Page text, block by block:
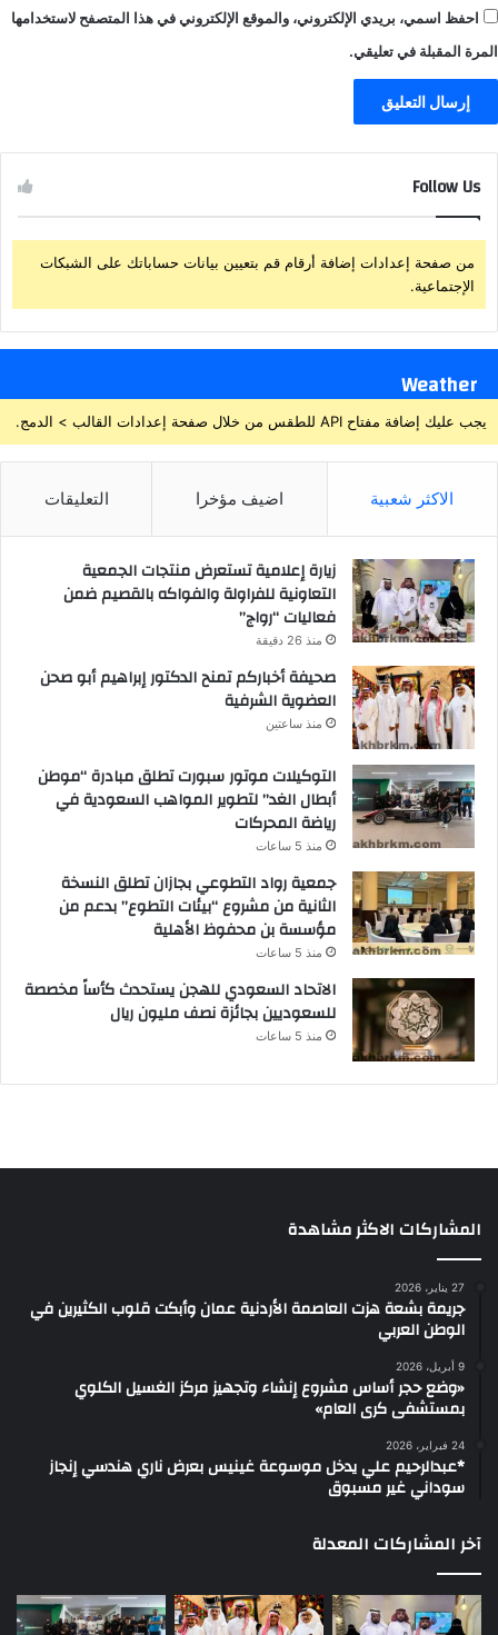
احفظ اسمي، بريدي الإلكتروني، والموقع الإلكتروني في هذا المتصفح لاستخدامها
المرة المقبلة في تعليقي.
Follow Us
من صفحة إعدادات إضافة أرقام قم بتعيين بيانات حساباتك على الشبكات
الإجتماعية.
Weather
يجب عليك إضافة مفتاح API للطقس من خلال صفحة إعدادات القالب > الدمج.
الاكثر شعبية اضيف مؤخرا التعليقات
زيارة إعلامية تستعرض منتجات الجمعية
التعاونية للفراولة والفواكه بالقصيم ضمن
فعاليات “رواج”
منذ 26 دقيقة
صحيفة أخباركم تمنح الدكتور إبراهيم أبو صحن
العضوية الشرفية
منذ ساعتين
التوكيلات موتور سبورت تطلق مبادرة “موطن
أبطال الغد” لتطوير المواهب السعودية في
رياضة المحركات
منذ 5 ساعات
جمعية رواد التطوعي بجازان تطلق النسخة
الثانية من مشروع “بيئات التطوع” بدعم من
مؤسسة بن محفوظ الأهلية
منذ 5 ساعات
الاتحاد السعودي للهجن يستحدث كأساً مخصصة
للسعوديين بجائزة نصف مليون ريال
منذ 5 ساعات
المشاركات الاكثر مشاهدة
27 يناير، 2026
جريمة بشعة هزت العاصمة الأردنية عمان وأبكت قلوب الكثيرين في
الوطن العربي
9 أبريل، 2026
«وضع حجر أساس مشروع إنشاء وتجهيز مركز الغسيل الكلوي
بمستشفى كرى العام»
24 فبراير، 2026
*عبدالرحيم علي يدخل موسوعة غينيس بعرض ناري هندسي إنجاز
سوداني غير مسبوق
آخر المشاركات المعدلة